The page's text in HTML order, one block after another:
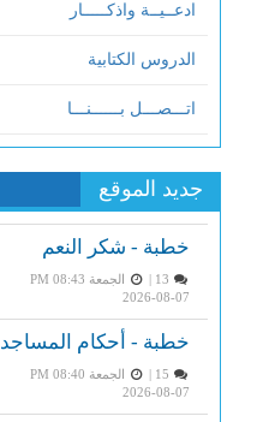
ادعــيــة واذكـــــار
الدروس الكتابية
اتـــصـــل بــــــنـــا
جديد الموقع
خطبة - شكر النعم
الجمعة PM 08:43
2026-08-07
خطبة - أحكام المساجد
الجمعة PM 08:40
2026-08-07